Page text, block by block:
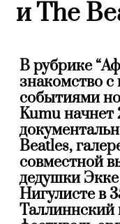
и The
В рубрике
знакомство
событиями
Kumu начнет
Beatles,
совместной
дедушки
Нигулисте в